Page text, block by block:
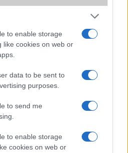
to enable storage
like cookies on web or
data to be sent to
purposes.
to send me
to enable storage
cookies on web or
csak azért, mert az új modell dupla alap
is elég